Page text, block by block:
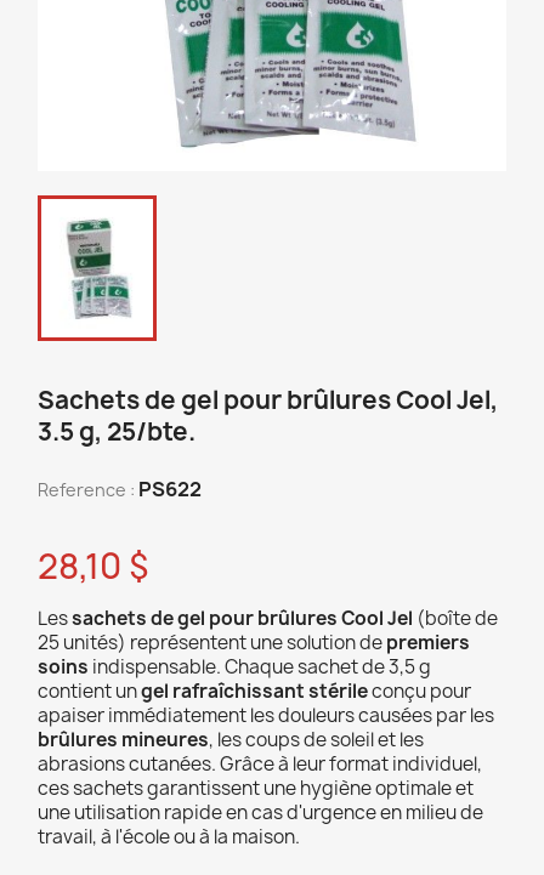
Sachets de gel pour brûlures Cool Jel,
3.5 g, 25/bte.
Reference : PS622
28,10 $
Lessachets de gel pour brûlures Cool Jel (boîte de
25 unités) représentent une solution depremiers
soins indispensable. Chaque sachet de 3,5 g
contient ungel rafraîchissant stérileconçu pour
apaiser immédiatement les douleurs causées par les
brûlures mineures, les coups de soleil et les
abrasions cutanées. Grâce à leur format individuel,
ces sachets garantissent une hygiène optimale et
une utilisation rapide en cas d'urgence en milieu de
travail, à l'école ou à la maison.